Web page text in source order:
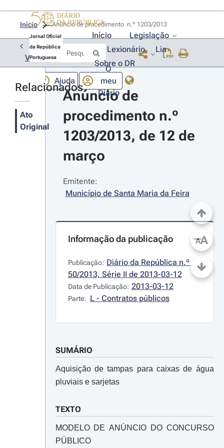
Jornal Oficial
da República
Portuguesa
Início
Legislação
Lexionário
Lia
Sobre o DR
Ajuda
O
meu
Diário
Início
Voltar
Relacionados
Ato
Original
Anúncio de
procedimento n.º
1203/2013, de 12 de
março
Emitente:
Município de Santa Maria da Feira
Informação da publicação
Publicação: Diário da República n.º
50/2013, Série II de 2013-03-12
Data de Publicação: 2013-03-12
Parte: L - Contratos públicos
SUMÁRIO
Aquisição de tampas para caixas de água
pluviais e sarjetas
TEXTO
MODELO DE ANÚNCIO DO CONCURSO
PÚBLICO
AA